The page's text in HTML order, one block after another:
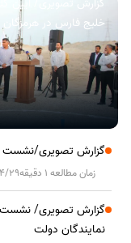
خلیج فارس در هرمزگان
گزارش تصویری/نشست
زمان مطالعه 1 دقیقه 29
گزارش تصویری/ نشست
نمایندگان دولت